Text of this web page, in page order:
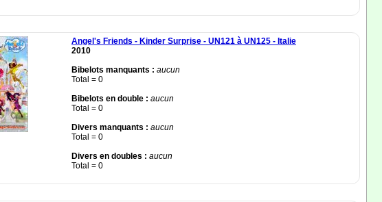
Angel's Friends - Kinder Surprise - UN121 à UN125 - Italie
2010
Bibelots manquants : aucun
Total = 0
Bibelots en double : aucun
Total = 0
Divers manquants : aucun
Total = 0
Divers en doubles : aucun
Total = 0